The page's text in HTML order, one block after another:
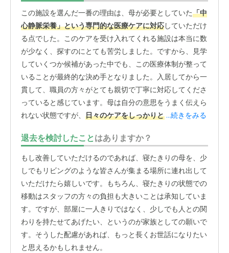
この施設を選んだ一番の理由は、母が必要としていた「中
心静脈栄養」という専門的な医療ケアに対応していただけ
る点でした。このケアを受け入れてくれる施設は本当に数
が少なく、探すのにとても苦労しました。ですから、見学
していくつか候補があった中でも、この医療体制が整って
いることが最終的な決め手となりました。入居してから一
貫して、職員の方々がとても親切で丁寧に対応してくださ
っていると感じています。母は自分の意思をうまく伝えら
れない状態ですが、 日々のケアをしっかりとしていただい
かあった際に相談するケアマネージャーさんとの連携もス
ムーズで、こちらの話もしっかりと聞いてくださいます。
面会がしやすいことも、この施設の良かった点です。特に
時間の制約が厳しくなく 、朝9時から夕方5時の間であれ
ば、何時間いても良いと言われています。家族が会いたい
と思った時に、気兼ねなく訪ねてゆっくりと時間を過ごせ
るのは、本当にありがたいです。母とのつながりを維持す
る上で、この柔軟な面会体制はとても大切なことだと感じ
ています。
...続きをみる
退去を検討したことはありますか？
もし改善していただけるのであれば、寝たきりの母を、少
しでもリビングのような皆さんが集まる場所に連れ出して
いただけたら嬉しいです。もちろん、寝たきりの状態での
移動はスタッフの方々の負担も大きいことは承知していま
す。ですが、部屋に一人きりではなく、少しでも人との関
わりを持たせてあげたい、というのが家族としての願いで
す。そうした配慮があれば、もっと長くお世話になりたい
と思えるかもしれません。